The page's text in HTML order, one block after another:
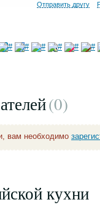
Отправить другу
(0)
вам необходимо
кухни